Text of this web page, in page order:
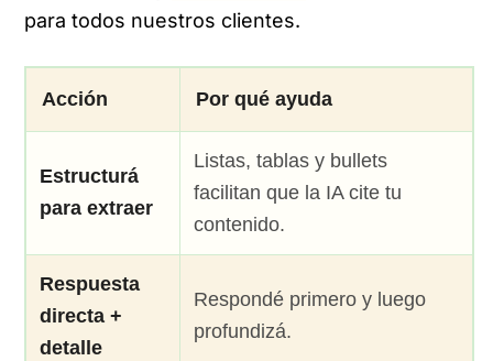
para todos nuestros clientes.
Acción Por qué ayuda
Estructurá
para extraer
Listas, tablas y bullets
facilitan que la IA cite tu
contenido.
Respuesta
directa +
detalle
Respondé primero y luego
profundizá.